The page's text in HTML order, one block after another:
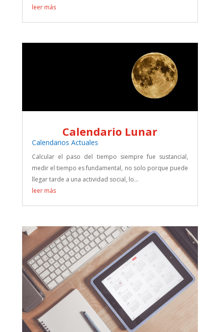
leer más
Calendario Lunar
Calendarios Actuales
Calcular el paso del tiempo siempre fue sustancial,
medir el tiempo es fundamental, no solo porque puede
llegar tarde a una actividad social, lo...
leer más